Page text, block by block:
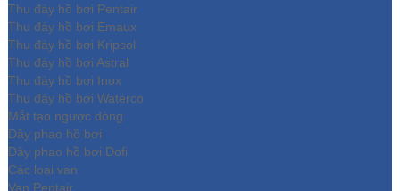
Thu đáy hồ bơi Pentair
Thu đáy hồ bơi Emaux
Thu đáy hồ bơi Kripsol
Thu đáy hồ bơi Astral
Thu đáy hồ bơi Inox
Thu đáy hồ bơi Waterco
Mắt tạo ngược dòng
Dây phao hồ bơi
Dây phao hồ bơi Dofi
Các loại van
Van Pentair